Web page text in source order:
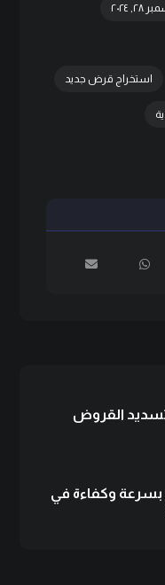
٢٨, ٢٠٢٤
استخراج قرض جديد
تسديد القروض
وكفاءة في